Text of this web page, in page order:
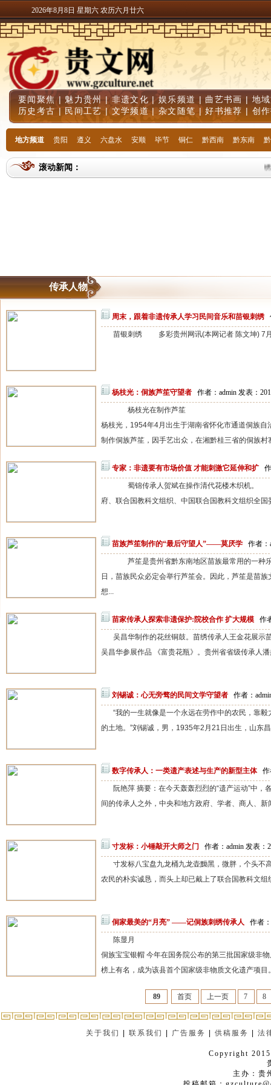
2026年8月8日 星期六 农历六月廿六
要闻聚焦| 魅力贵州|非遗文化 |娱乐频道 | 曲艺书画 | 地
历史考古 | 民间工艺 |文学频道|杂文随笔 |好书推荐 | 创
地方频道 贵阳 遵义 六盘水 安顺 毕节 铜仁 黔西南 黔东南
滚动新闻：
传承人物
周末，跟着非遗传承人学习民间音乐和苗银刺绣
苗银刺绣 多彩贵州网讯(本网记者 陈文坤) 7月
杨枝光：侗族芦笙守望者 作者：admin 发表：
杨枝光在制作芦笙
杨枝光，1954年4月出生于湖南省怀化市通道侗族
制作侗族芦笙，因手艺出众，在湘黔桂三省的侗族村
专家：非遗要有市场价值 才能刺激它延伸和扩
蜀锦传承人贺斌在操作清代花楼木织机。 9
府、联合国教科文组织、中国联合国教科文组织全
苗族芦笙制作的“最后守望人”——莫厌学 作者：
芦笙是贵州省黔东南地区苗族最常用的一种
日，苗族民众必定会举行芦笙会。因此，芦笙是苗
想...
苗家传承人探索非遗保护:院校合作 扩大规模 作
吴昌华制作的花丝铜鼓。苗绣传承人王金花展示
吴昌华参展作品 《富贵花瓶》。贵州省省级传承
刘锡诚：心无旁骛的民间文学守望者 作者：
“我的一生就像是一个永远在劳作中的农民，靠
的土地。”刘锡诚，男，1935年2月21日出生，山东
数字传承人：一类遗产表述与生产的新型主体 作
阮艳萍 摘要：在今天轰轰烈烈的“遗产运动”中
间的传承人之外，中央和地方政府、学者、商人、
寸发标：小锤敲开大师之门 作者：admin 发表：
寸发标八宝盘九龙桶九龙壶黝黑，微胖，个头
农民的朴实诚恳，而头上却已戴上了联合国教科文组
侗家最美的“月亮” ——记侗族刺绣传承人 作者
陈显月
侗族宝宝银帽 今年在国务院公布的第三批国家级非
榜上有名，成为该县首个国家级非物质文化遗产项目
89 首页 上一页 7 8
关于我们 |联系我们 广告服务 |供稿服务 |法
Copyright
主办：贵